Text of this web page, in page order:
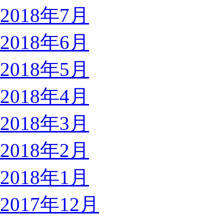
2018年7月
2018年6月
2018年5月
2018年4月
2018年3月
2018年2月
2018年1月
2017年12月